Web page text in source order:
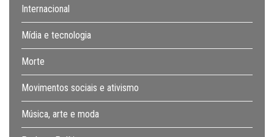
Internacional
Mídia e tecnologia
Morte
Movimentos sociais e ativismo
Música, arte e moda